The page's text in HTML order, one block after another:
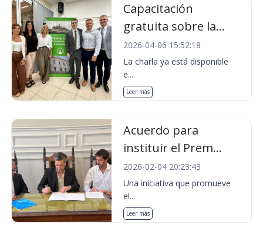
Capacitación
gratuita sobre la...
2026-04-06 15:52:18
La charla ya está disponible
e...
Leer más
Acuerdo para
instituir el Prem...
2026-02-04 20:23:43
Una iniciativa que promueve
el...
Leer más